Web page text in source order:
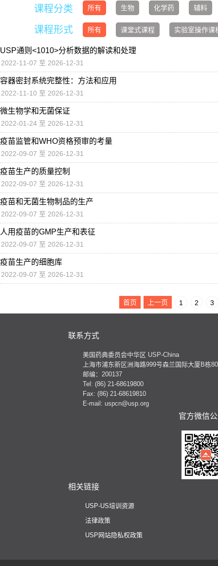
课程分类 所有 生物 化学药 辅料
课程形式 所有 课堂式课程 实验室操作课
USP通则<1010>分析数据的解读和处理
2022-11-07 至 2026-12-31
容器密封系统完整性：方法和应用
2022-11-10 至 2026-12-31
微生物学和无菌保证
2022-01-24 至 2026-12-31
疫苗监管和WHO资格预审的考量
2022-09-07 至 2026-12-31
疫苗生产的质量控制
2022-09-07 至 2026-12-31
疫苗和无菌生物制品的生产
2022-09-07 至 2026-12-31
人用疫苗的GMP生产和表征
2022-09-07 至 2026-12-31
疫苗生产的细胞库
2022-09-07 至 2026-12-31
首页 上一页 1 2 3
联系方式
美国药典委员会中华区 USP-China
上海市浦东新区洲海路999号森兰国际大厦B栋
邮编：200137
Tel: (86) 21-68619800
Fax: (86) 21-68619810
E-mail: uspcn@usp.org
官方微信
相关链接
USP-US培训资源
法律政策
USP网站隐私权政策